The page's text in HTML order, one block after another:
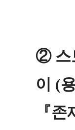
② 스
이 (
『